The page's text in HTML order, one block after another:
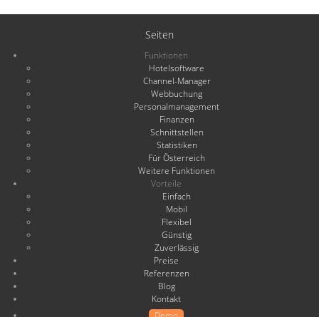
Seiten
Funktionen
Hotelsoftware
Channel-Manager
Webbuchung
Personalmanagement
Finanzen
Schnittstellen
Statistiken
Für Österreich
Weitere Funktionen
Vorteile
Einfach
Mobil
Flexibel
Günstig
Zuverlässig
Preise
Referenzen
Blog
Kontakt